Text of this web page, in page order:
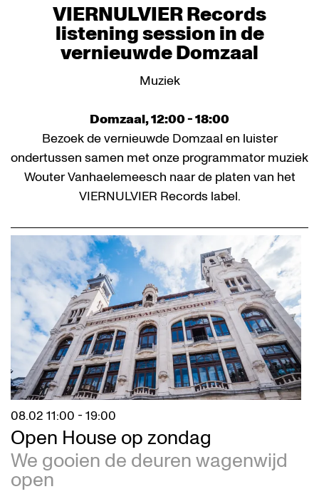
VIERNULVIER Records
listening session in de
vernieuwde Domzaal
Muziek
Domzaal, 12:00 - 18:00
Bezoek de vernieuwde Domzaal en luister
ondertussen samen met onze programmator muziek
Wouter Vanhaelemeesch naar de platen van het
VIERNULVIER Records label.
Open House op zondag
We gooien de deuren wagenwijd
open
08.02 11:00 - 19:00